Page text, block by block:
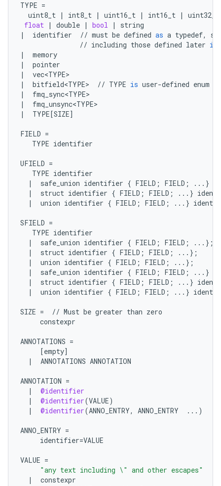
TYPE =
uint8_t | int8_t | uint16_t | int16_t |
uint32_t
float | double | bool |
string
|
identifier // must be defined as a typedef,
// including those defined later in
|
memory
|
pointer
|
vec<TYPE>
|
bitfield<TYPE> // TYPE is user-defined enum
|
fmq_sync<TYPE>
|
fmq_unsync<TYPE>
|
TYPE[SIZE]
FIELD =
TYPE identifier
UFIELD =
TYPE identifier
|
safe_union identifier { FIELD ; FIELD ; ... }
|
struct identifier { FIELD ; FIELD ; ... }
|
union identifier { FIELD ; FIELD ; ... }
SFIELD =
TYPE identifier
|
safe_union identifier { FIELD ; FIELD ; ... };
|
struct identifier { FIELD ; FIELD ; ... };
|
union identifier { FIELD ; FIELD ; ... };
|
safe_union identifier { FIELD ; FIELD ; ... }
|
struct identifier { FIELD ; FIELD ; ... }
|
union identifier { FIELD ; FIELD ; ... }
SIZE = // Must be greater than zero
constexpr
ANNOTATIONS =
[empty]
|
ANNOTATIONS ANNOTATION
ANNOTATION =
|
@identifier
|
@identifier(VALUE)
|
@identifier(ANNO_ENTRY, ANNO_ENTRY ... )
ANNO_ENTRY =
identifier=VALUE
VALUE =
"any text including \" and other escapes"
|
constexpr